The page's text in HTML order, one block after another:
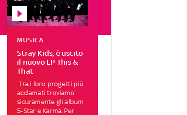
Stray Kids, è uscito
il nuovo EP This &
That
MUSICA
Tra i loro progetti più
acclamati troviamo
sicuramente gli album
5-Star e Karma. Per